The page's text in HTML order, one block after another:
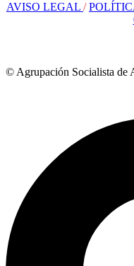
AVISO LEGAL /
© Agrupación Socialista de